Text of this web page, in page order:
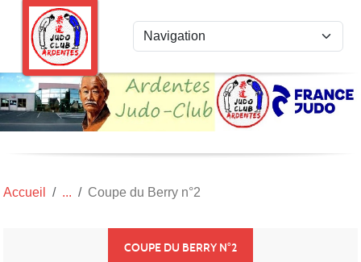
Accueil Coupe du Berry n°2
COUPE DU BERRY N°2
Panneau de gestion des cookies